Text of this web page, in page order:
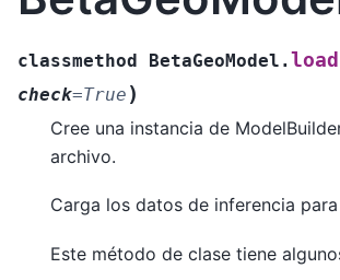
classmethod BetaGeoModel.load
check=True )
Cree una instancia de
archivo.
Carga los datos de inferencia
Este método de clase tiene